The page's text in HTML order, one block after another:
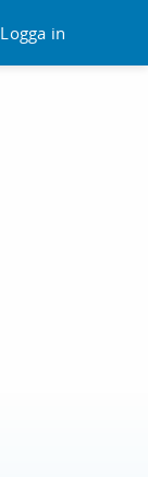
Logga in